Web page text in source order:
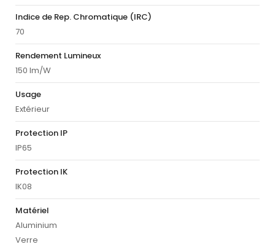
Indice de Rep. Chromatique (IRC)
70
Rendement Lumineux
150 lm/W
Usage
Extérieur
Protection IP
IP65
Protection IK
IK08
Matériel
Aluminium
Verre